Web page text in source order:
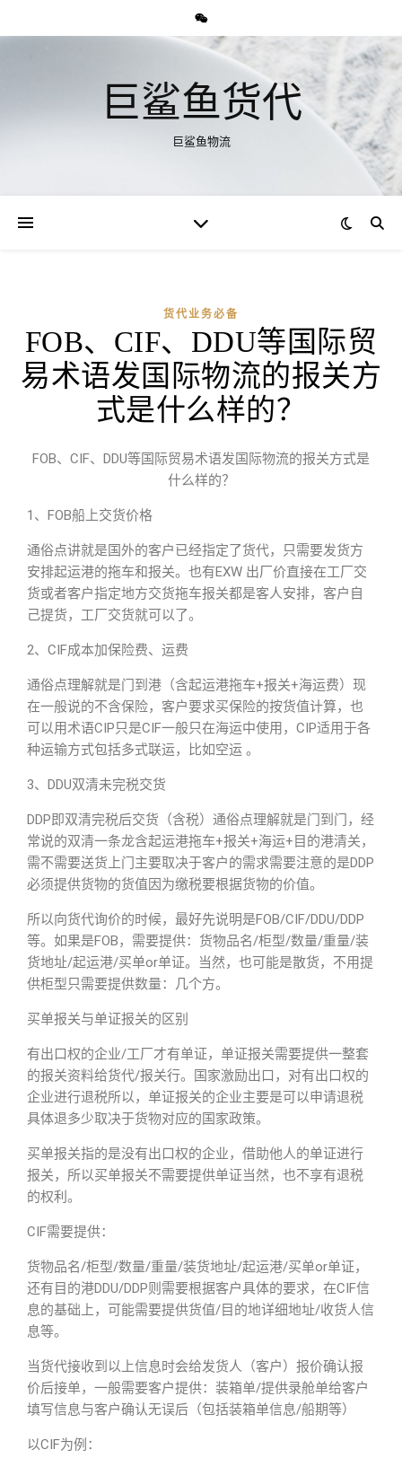
巨鲨鱼货代
巨鲨鱼物流
货代业务必备
FOB、CIF、DDU等国际贸
易术语发国际物流的报关方
式是什么样的？
FOB、CIF、DDU等国际贸易术语发国际物流的报关方式是
什么样的？
1、FOB船上交货价格
通俗点讲就是国外的客户已经指定了货代，只需要发货方
安排起运港的拖车和报关。也有EXW 出厂价直接在工厂交
货或者客户指定地方交货拖车报关都是客人安排，客户自
己提货，工厂交货就可以了。
2、CIF成本加保险费、运费
通俗点理解就是门到港（含起运港拖车+报关+海运费）现
在一般说的不含保险，客户要求买保险的按货值计算，也
可以用术语CIP只是CIF一般只在海运中使用，CIP适用于各
种运输方式包括多式联运，比如空运 。
3、DDU双清未完税交货
DDP即双清完税后交货（含税）通俗点理解就是门到门，经
常说的双清一条龙含起运港拖车+报关+海运+目的港清关，
需不需要送货上门主要取决于客户的需求需要注意的是DDP
必须提供货物的货值因为缴税要根据货物的价值。
所以向货代询价的时候，最好先说明是FOB/CIF/DDU/DDP
等。如果是FOB，需要提供：货物品名/柜型/数量/重量/装
货地址/起运港/买单or单证。当然，也可能是散货，不用提
供柜型只需要提供数量：几个方。
买单报关与单证报关的区别
有出口权的企业/工厂才有单证，单证报关需要提供一整套
的报关资料给货代/报关行。国家激励出口，对有出口权的
企业进行退税所以，单证报关的企业主要是可以申请退税
具体退多少取决于货物对应的国家政策。
买单报关指的是没有出口权的企业，借助他人的单证进行
报关，所以买单报关不需要提供单证当然，也不享有退税
的权利。
CIF需要提供：
货物品名/柜型/数量/重量/装货地址/起运港/买单or单证，
还有目的港DDU/DDP则需要根据客户具体的要求，在CIF信
息的基础上，可能需要提供货值/目的地详细地址/收货人信
息等。
当货代接收到以上信息时会给发货人（客户）报价确认报
价后接单，一般需要客户提供：装箱单/提供录舱单给客户
填写信息与客户确认无误后（包括装箱单信息/船期等）
以CIF为例：